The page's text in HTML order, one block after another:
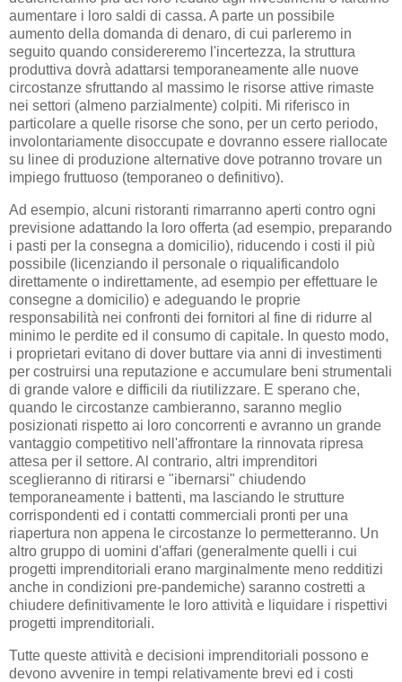
aumentare i loro saldi di cassa. A parte un possibile
aumento della domanda di denaro, di cui parleremo in
seguito quando considereremo l'incertezza, la struttura
produttiva dovrà adattarsi temporaneamente alle nuove
circostanze sfruttando al massimo le risorse attive rimaste
nei settori (almeno parzialmente) colpiti. Mi riferisco in
particolare a quelle risorse che sono, per un certo periodo,
involontariamente disoccupate e dovranno essere riallocate
su linee di produzione alternative dove potranno trovare un
impiego fruttuoso (temporaneo o definitivo).
Ad esempio, alcuni ristoranti rimarranno aperti contro ogni
previsione adattando la loro offerta (ad esempio, preparando
i pasti per la consegna a domicilio), riducendo i costi il ​​più
possibile (licenziando il personale o riqualificandolo
direttamente o indirettamente, ad esempio per effettuare le
consegne a domicilio) e adeguando le proprie
responsabilità nei confronti dei fornitori al fine di ridurre al
minimo le perdite ed il consumo di capitale. In questo modo,
i proprietari evitano di dover buttare via anni di investimenti
per costruirsi una reputazione e accumulare beni strumentali
di grande valore e difficili da riutilizzare. E sperano che,
quando le circostanze cambieranno, saranno meglio
posizionati rispetto ai loro concorrenti e avranno un grande
vantaggio competitivo nell'affrontare la rinnovata ripresa
attesa per il settore. Al contrario, altri imprenditori
sceglieranno di ritirarsi e "ibernarsi" chiudendo
temporaneamente i battenti, ma lasciando le strutture
corrispondenti ed i contatti commerciali pronti per una
riapertura non appena le circostanze lo permetteranno. Un
altro gruppo di uomini d'affari (generalmente quelli i cui
progetti imprenditoriali erano marginalmente meno redditizi
anche in condizioni pre-pandemiche) saranno costretti a
chiudere definitivamente le loro attività e liquidare i rispettivi
progetti imprenditoriali.
Tutte queste attività e decisioni imprenditoriali possono e
devono avvenire in tempi relativamente brevi ed i costi